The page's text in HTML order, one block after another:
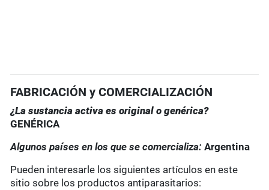
FABRICACIÓN y COMERCIALIZACIÓN
¿La sustancia activa es original o genérica?
GENÉRICA
Algunos países en los que se comercializa:Argentina
Pueden interesarle los siguientes artículos en este
sitio sobre los productos antiparasitarios: